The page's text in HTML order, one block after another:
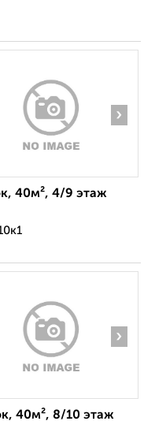
›
40м², 4/9 этаж
›
40м², 8/10 этаж